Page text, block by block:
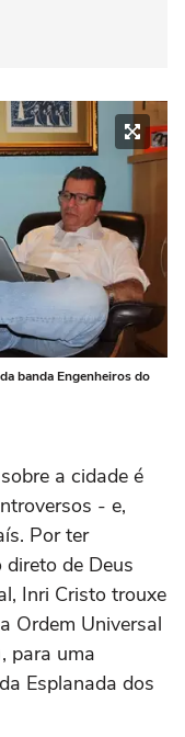
banda Engenheiros do
a cidade é
- e,
Por ter
direto de Deus
Inri Cristo trouxe
Ordem Universal
para uma
Esplanada dos